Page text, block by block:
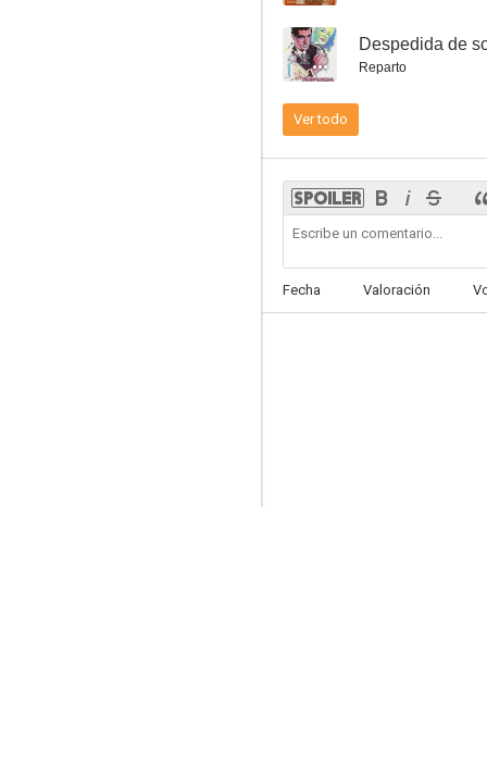
--
--
-- Despedida de
Reparto
Ver todo
Fecha Valoración